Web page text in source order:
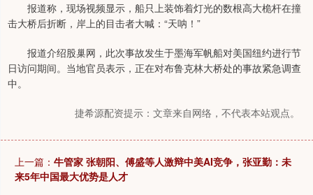
报道称，现场视频显示，船只上装饰着灯光的数根高大桅杆在撞
击大桥后折断，岸上的目击者大喊：“天呐！”
报道介绍股巢网，此次事故发生于墨海军帆船对美国纽约进行节
日访问期间。当地官员表示，正在对布鲁克林大桥处的事故紧急调查
中。
捷希源配资提示：文章来自网络，不代表本站观点。
上一篇： 牛管家 张朝阳、傅盛等人激辩中美AI竞争，张亚勤：未
来5年中国最大优势是人才